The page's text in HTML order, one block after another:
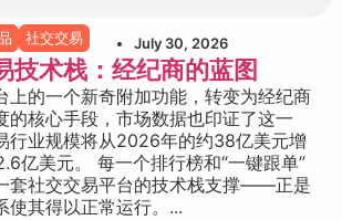
社交交易 July 30, 2026
技术栈：经纪商的蓝图
上的一个新奇附加功能，转变为经纪商
的核心手段，市场数据也印证了这一
行业规模将从2026年的约38亿美元增
亿美元。 每一个排行榜和“一键跟单”
套社交交易平台的技术栈支撑——正是
使其得以正常运行。...